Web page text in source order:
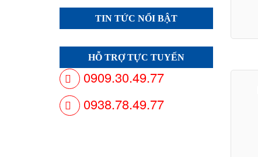
TIN TỨC NỔI BẬT
HỖ TRỢ TỰC TUYẾN
0909.30.49.77
0938.78.49.77